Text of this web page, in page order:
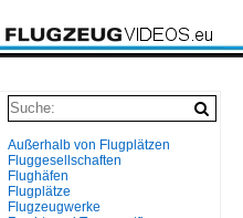
Außerhalb von Flugplätzen
Fluggesellschaften
Flughäfen
Flugplätze
Flugzeugwerke